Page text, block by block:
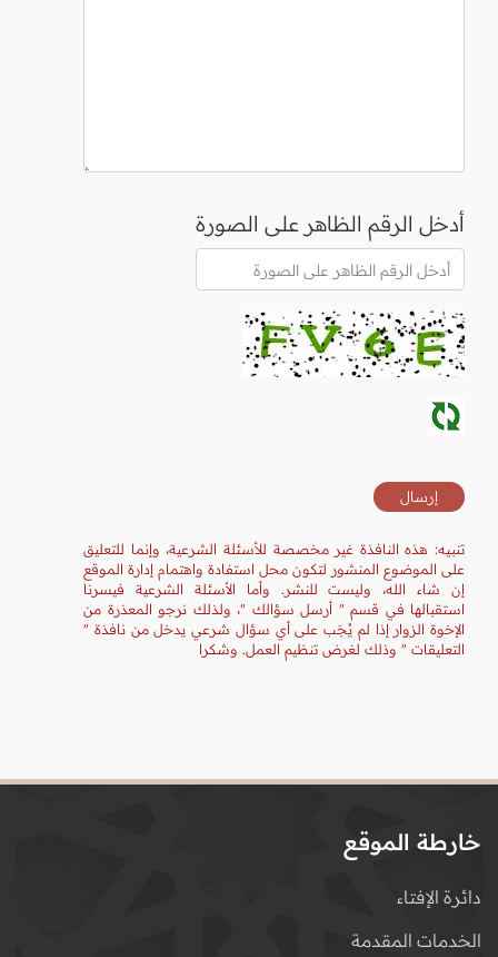
أدخل الرقم الظاهر على الصورة
تنبيه: هذه النافذة غير مخصصة للأسئلة الشرعية، وإنما للتعليق
على الموضوع المنشور لتكون محل استفادة واهتمام إدارة الموقع
إن شاء الله، وليست للنشر. وأما الأسئلة الشرعية فيسرنا
استقبالها في قسم " أرسل سؤالك "، ولذلك نرجو المعذرة من
الإخوة الزوار إذا لم يُجَب على أي سؤال شرعي يدخل من نافذة "
التعليقات " وذلك لغرض تنظيم العمل. وشكرا
خارطة الموقع
دائرة الإفتاء
الخدمات المقدمة